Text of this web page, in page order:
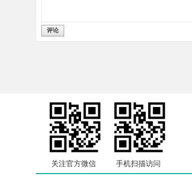
评论
关注官方微信 手机扫描访问